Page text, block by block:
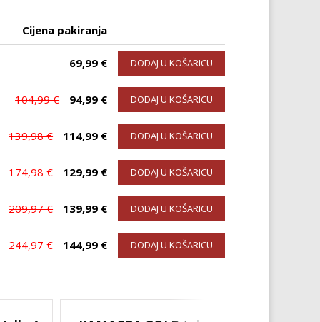
Cijena pakiranja
69,99 € DODAJ U KOŠARICU
104,99 € 94,99 € DODAJ U KOŠARICU
139,98 € 114,99 € DODAJ U KOŠARICU
174,98 € 129,99 € DODAJ U KOŠARICU
209,97 € 139,99 € DODAJ U KOŠARICU
244,97 € 144,99 € DODAJ U KOŠARICU